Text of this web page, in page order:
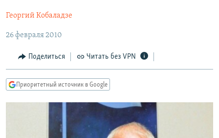
основному
Вернутся
главной
навигации
Вернутся
ЦИТАТЫ СВОБОДЫ
МНЕНИЯ
КУЛЬТУРА
IDEL.РЕАЛИИ
КАВКАЗ.РЕАЛИИ
СИБИРЬ.РЕАЛИИ
Георгий Кобаладзе
26 февраля 2010
Поделиться Читать без VPN
Приоритетный источник в Google